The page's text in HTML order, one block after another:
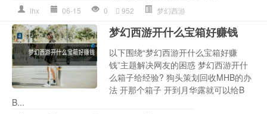
lhx 06-15 0 952 梦幻西游
梦幻西游开什么宝箱好赚钱
以下围绕“梦幻西游开什么宝箱好赚
钱”主题解决网友的困惑 梦幻西游开什
么箱子给经验? 狗头策划回收MHB的办
法 开那个箱子 开到月华露就可以给B
B...